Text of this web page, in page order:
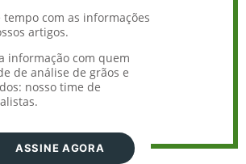
tempo com as informações
artigos.
informação com quem
de análise de grãos e
nosso time de
ASSINE AGORA